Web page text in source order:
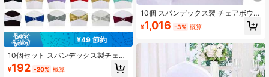
4.87 92K フォロワー
4.87 92K フォロワー
¥49 節約
10個セット スパンデックス製チェア
ウエストバンド リボン付き プレミア
ム伸縮チェアカバー バックル＆スラ
¥192 -20% 概算
10個 スパンデックス製 チェアボウタ
イ 弾性チェアカバー スクエアバック
ルスライダー付き、ユニバーサル弾
ト、パーティー、イベント装飾用 (ロ
ーズゴールド)
¥1,016 -3% 概算